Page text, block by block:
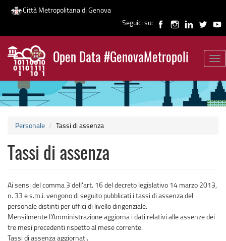
Salta
contenuto
principale
Città Metropolitana di Genova
Seguici su:
Open Data #GenovaMetropoli
News
Personale Tassi di assenza
Tassi di assenza
Ai sensi del comma 3 dell'art. 16 del decreto legislativo 14 marzo 2013,
n. 33 e s.m.i. vengono di seguito pubblicati i tassi di assenza del
personale distinti per uffici di livello dirigenziale.
Mensilmente l'Amministrazione aggiorna i dati relativi alle assenze dei
tre mesi precedenti rispetto al mese corrente.
Tassi di assenza aggiornati.